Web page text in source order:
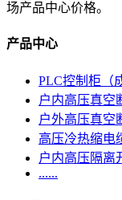
场产品中心价格。
产品中心
PLC控制柜（
户内高压真空
户外高压真空
高压冷热缩电
户内高压隔离
......